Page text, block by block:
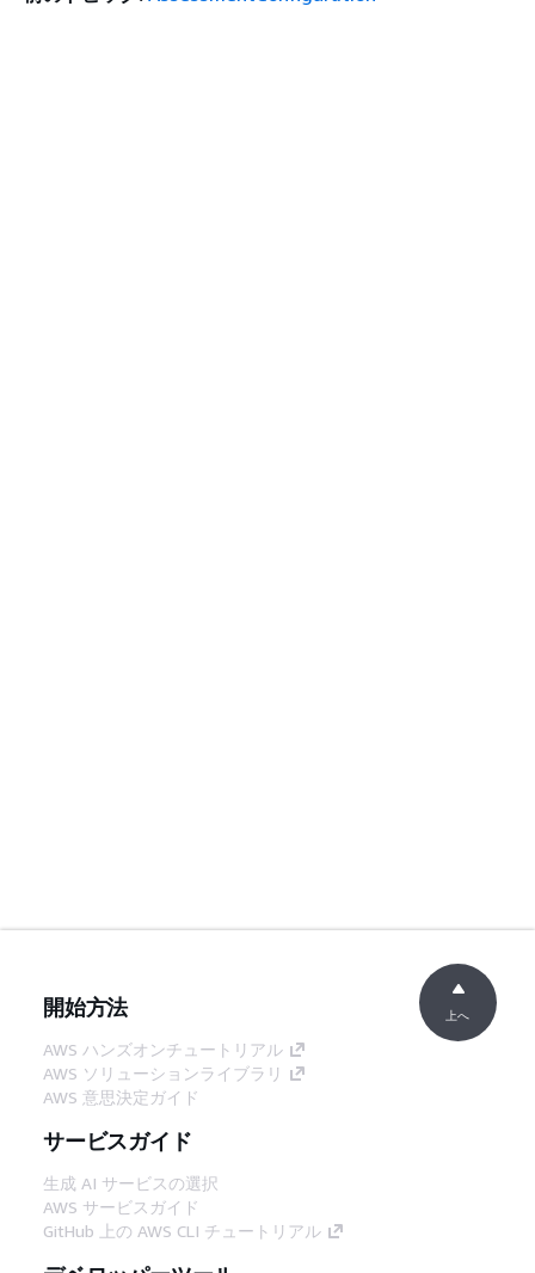
開始方法
AWS ハンズオンチュートリアル
AWS ソリューションライブラリ
AWS 意思決定ガイド
サービスガイド
生成 AI サービスの選択
AWS サービスガイド
GitHub 上の AWS CLI チュートリアル
上へ